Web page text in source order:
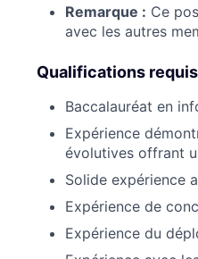
Remarque : Ce
avec les autres
Qualifications
Baccalauréat en
Expérience
évolutives offrant
Solide expérience
Expérience de
Expérience du